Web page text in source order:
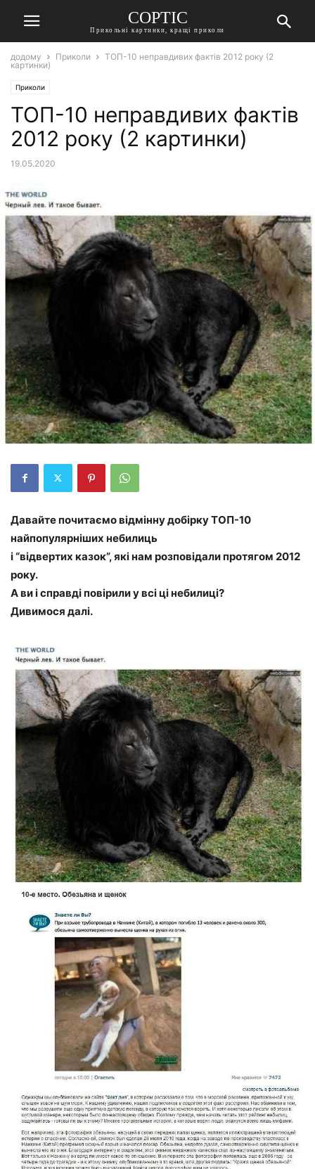
СОРТІС
Прикольні картинки, кращі приколи
додому Приколи
ТОП-10 неправдивих фактів 2012 року (2
картинки)
Приколи
ТОП-10 неправдивих фактів
2012 року (2 картинки)
19.05.2020
Давайте почитаємо відмінну добірку ТОП-10
найпопулярніших небилиць
і “відвертих казок”, які нам розповідали протягом 2012
року.
А ви і справді повірили у всі ці небилиці?
Дивимося далі.